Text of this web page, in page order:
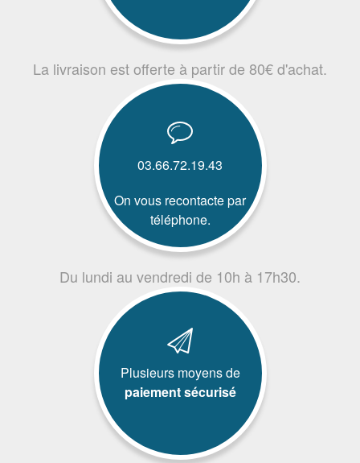
La livraison est offerte à partir de 80€ d'achat.
03.66.72.19.43
On vous recontacte par
téléphone.
Du lundi au vendredi de 10h à 17h30.
Plusieurs moyens de
paiement sécurisé